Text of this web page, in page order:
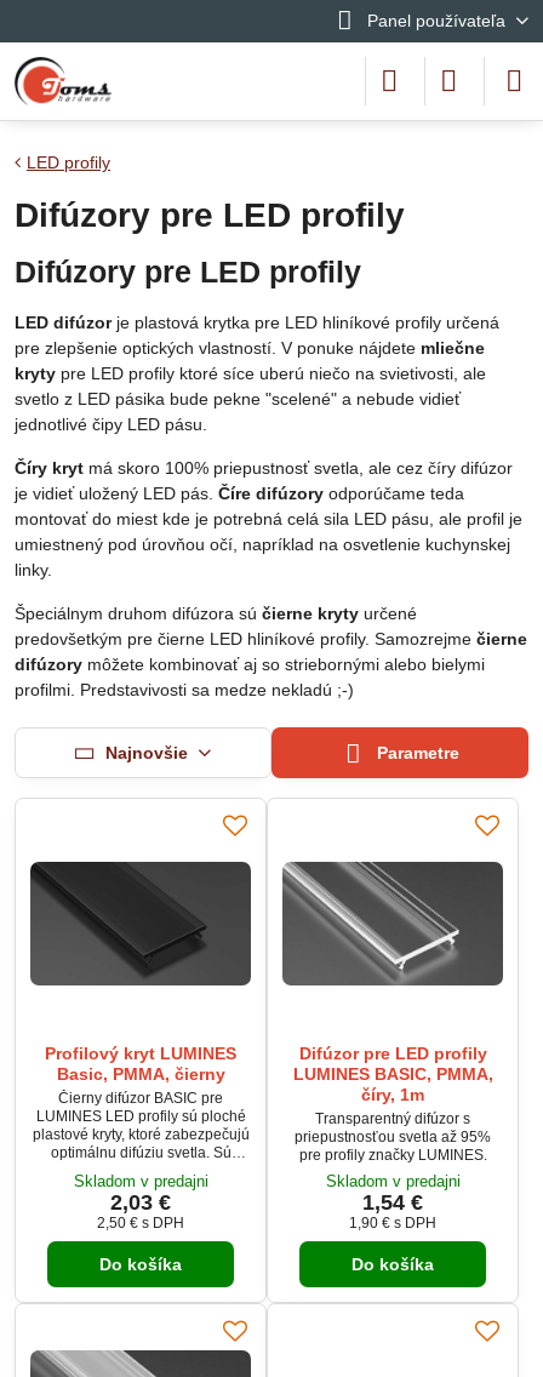
Panel používateľa
LED profily
Difúzory pre LED profily
Difúzory pre LED profily
LED difúzorje plastová krytka pre LED hliníkové profily určená
pre zlepšenie optických vlastností. V ponuke nájdete mliečne
kryty pre LED profily ktoré síce uberú niečo na svietivosti, ale
svetlo z LED pásika bude pekne "scelené" a nebude vidieť
jednotlivé čipy LED pásu.
Číry kryt má skoro 100% priepustnosť svetla, ale cez číry difúzor
je vidieť uložený LED pás. Číre difúzory odporúčame teda
montovať do miest kde je potrebná celá sila LED pásu, ale profil je
umiestnený pod úrovňou očí, napríklad na osvetlenie kuchynskej
linky.
Špeciálnym druhom difúzora sú čierne kryty určené
predovšetkým pre čierne LED hliníkové profily. Samozrejme čierne
difúzory môžete kombinovať aj so striebornými alebo bielymi
profilmi. Predstavivosti sa medze nekladú ;-)
Najnovšie Parametre
Profilový kryt LUMINES
Basic, PMMA, čierny
Čierny difúzor BASIC pre
LUMINES LED profily sú ploché
plastové kryty, ktoré zabezpečujú
optimálnu difúziu svetla. Sú
ktoré sa líšia priepustnosťou
svetla a stupňom zafarbenia
materiálu, čo umožňuje
prispôsobiť osvetlenie podľa
vašich potrieb.
Skladom v predajni
2,03 €
2,50 € s DPH
Do košíka
Difúzor pre LED profily
LUMINES BASIC, PMMA,
číry, 1m
Transparentný difúzor s
priepustnosťou svetla až 95%
pre profily značky LUMINES.
Skladom v predajni
1,54 €
1,90 € s DPH
Do košíka